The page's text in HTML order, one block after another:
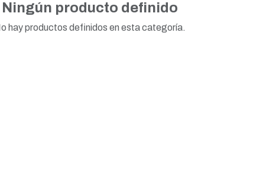
Ningún producto definido
hay productos definidos en esta categoría.